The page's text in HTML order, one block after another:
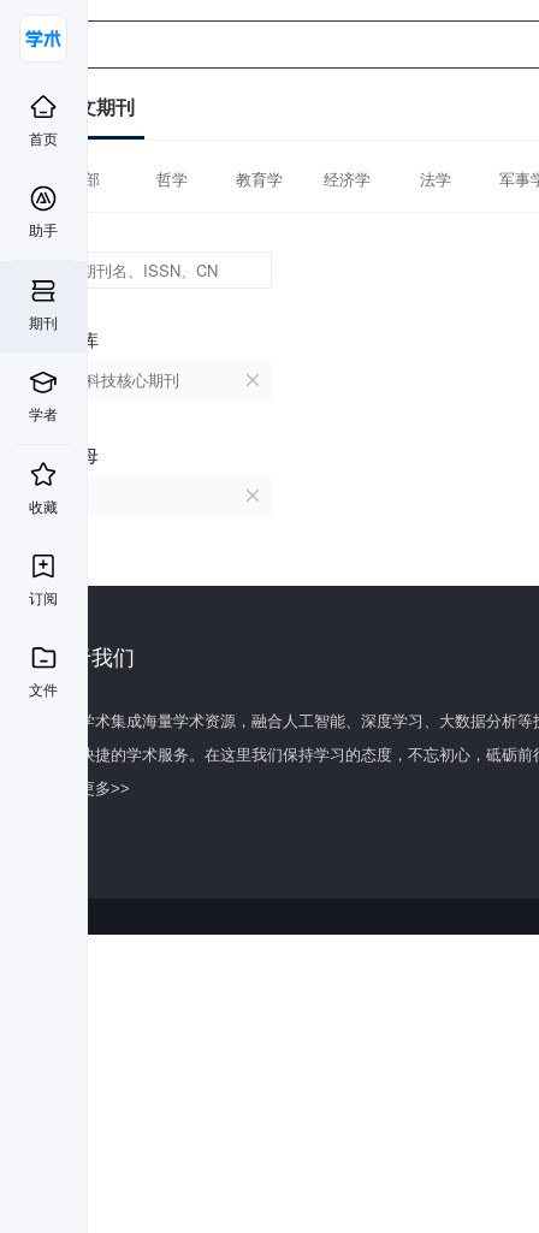
首页
助手
期刊
学者
收藏
订阅
文件
中文期刊
全部 哲学 教育学 经济学 法学 军事
数据库
中国科技核心期刊
首字母
关于我们
百度学术集成海量学术资源，融合人工智能、深度学习、大数据分析
全面快捷的学术服务。在这里我们保持学习的态度，不忘初心，砥砺前
了解更多>>